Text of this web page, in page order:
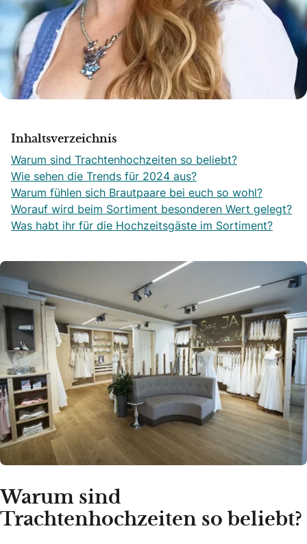
Inhaltsverzeichnis
Warum sind Trachtenhochzeiten so beliebt?
Wie sehen die Trends für 2024 aus?
Warum fühlen sich Brautpaare bei euch so wohl?
Worauf wird beim Sortiment besonderen Wert gelegt?
Was habt ihr für die Hochzeitsgäste im Sortiment?
Warum sind
Trachtenhochzeiten so beliebt?